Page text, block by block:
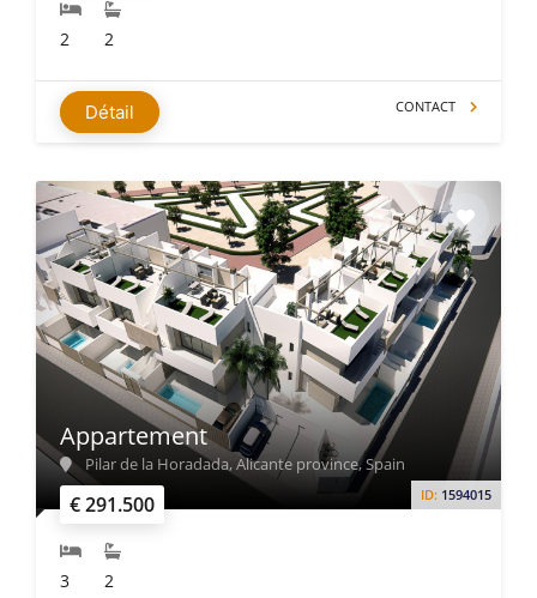
2 2
Détail CONTACT
€ 291.500 ID: 1594015
Appartement
Pilar de la Horadada, Alicante province, Spain
3 2